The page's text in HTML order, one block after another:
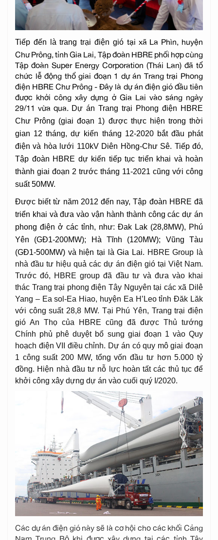
Tiếp đến là trang trại điện gió tại xã La Phìn, huyện
Chư Prông, tỉnh Gia Lai, Tập đoàn HBRE phối hợp cùng
Tập đoàn Super Energy Corporation (Thái Lan) đã tổ
chức lễ động thổ giai đoạn 1 dự án Trang trại Phong
điện HBRE Chư Prông - Đây là dự án điện gió đầu tiên
được khởi công xây dựng ở Gia Lai vào sáng ngày
29/11 vừa qua.Dự án Trang trại Phong điện HBRE
Chư Prông (giai đoạn 1) được thực hiện trong thời
gian 12 tháng, dự kiến tháng 12-2020 bắt đầu phát
điện và hòa lưới 110kV Diên Hồng-Chư Sê. Tiếp đó,
Tập đoàn HBRE dự kiến tiếp tục triển khai và hoàn
thành giai đoạn 2 trước tháng 11-2021 cũng với công
suất 50MW.
Được biết từ năm 2012 đến nay, Tập đoàn HBRE đã
triển khai và đưa vào vận hành thành công các dự án
phong điện ở các tỉnh, như: Đak Lak (28,8MW), Phú
Yên (GĐ1-200MW); Hà Tĩnh (120MW); Vũng Tàu
(GĐ1-500MW) và hiện tại là Gia Lai. HBRE Group là
nhà đầu tư hiệu quả các dự án điện gió tại Việt Nam.
Trước đó, HBRE group đã đầu tư và đưa vào khai
thác Trang trại phong điện Tây Nguyên tại các xã Dilê
Yang – Ea sol-Ea Hiao, huyện Ea H’Leo tỉnh Đăk Lăk
với công suất 28,8 MW. Tại Phú Yên, Trang trại điện
gió An Thọ của HBRE cũng đã được Thủ tướng
Chính phủ phê duyệt bổ sung giai đoạn 1 vào Quy
hoạch điện VII điều chỉnh. Dự án có quy mô giai đoạn
1 công suất 200 MW, tổng vốn đầu tư hơn 5.000 tỷ
đồng. Hiện nhà đầu tư nỗ lực hoàn tất các thủ tục để
khởi công xây dựng dự án vào cuối quý I/2020.
Các dự án điện gió này sẽ là cơ hội cho các khối Cảng